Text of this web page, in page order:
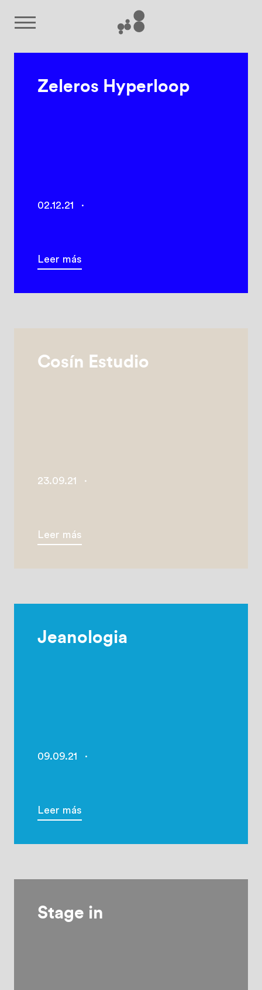
Zeleros Hyperloop
02.12.21 ·
Leer más
Cosín Estudio
23.09.21 ·
Leer más
Jeanologia
09.09.21 ·
Leer más
Stage in